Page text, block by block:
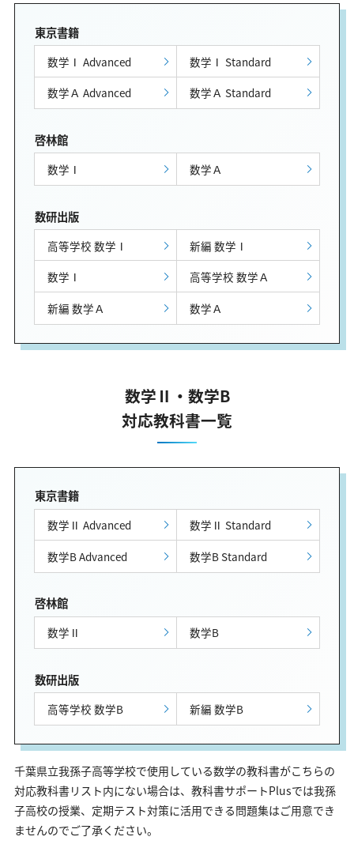
東京書籍
数学Ⅰ Advanced
数学Ⅰ Standard
数学Ａ Advanced
数学Ａ Standard
啓林館
数学Ⅰ 数学Ａ
数研出版
高等学校 数学Ⅰ
新編 数学Ⅰ
数学Ⅰ
高等学校 数学Ａ
新編 数学Ａ
数学Ａ
数学Ⅱ・数学B
対応教科書一覧
東京書籍
数学Ⅱ Advanced
数学Ⅱ Standard
数学B Advanced
数学B Standard
啓林館
数学Ⅱ 数学B
数研出版
高等学校 数学B 新編 数学B
千葉県立我孫子高等学校で使用している数学の教科書がこちらの
対応教科書リスト内にない場合は、教科書サポートPlusでは我孫
子高校の授業、定期テスト対策に活用できる問題集はご用意でき
ませんのでご了承ください。